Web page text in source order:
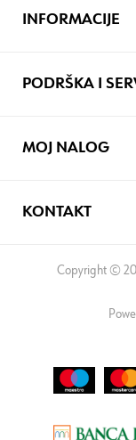
INFORMACIJE
PODRŠKA I
MOJ NALOG
KONTAKT
Copyright ©